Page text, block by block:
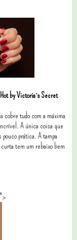
by Victoria´s Secret
cobre tudo com a máxima
A única coisa que
prática. A tampa
tem um rebaixo bem